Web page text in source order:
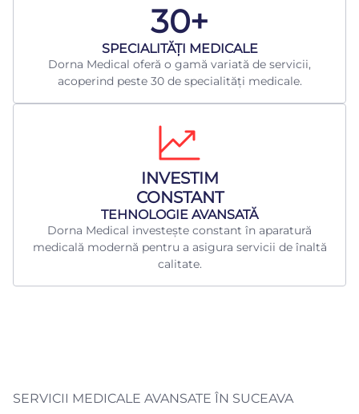
30+
​SPECIALITĂȚI MEDICALE
Dorna Medical oferă o gamă variată de servicii,
acoperind peste 30 de specialități medicale.
INVESTIM
CONSTANT
TEHNOLOGIE AVANSATĂ
Dorna Medical investește constant în aparatură
medicală modernă pentru a asigura servicii de înaltă
calitate.
SERVICII MEDICALE AVANSATE ÎN SUCEAVA